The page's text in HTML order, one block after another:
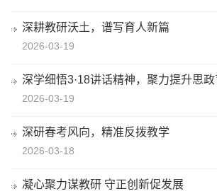
深耕教研沃土，谱写育人新篇
2026-03-19
深学细悟3·18讲话精神，聚力提升思
2026-03-19
深研春考风向，精准反拨教学
2026-03-18
凝心聚力谋教研 守正创新促发展